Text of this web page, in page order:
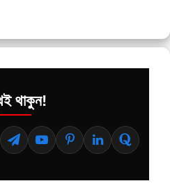
থাকুন!